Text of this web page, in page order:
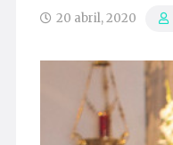
20 abril, 2020